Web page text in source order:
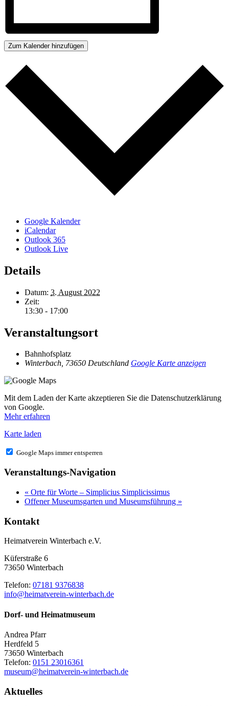
Zum Kalender hinzufügen
Google Kalender
iCalendar
Outlook 365
Outlook Live
Details
Datum: 3. August 2022
Zeit:
13:30 - 17:00
Veranstaltungsort
Bahnhofsplatz
Winterbach, 73650 Deutschland Google Karte anzeigen
Mit dem Laden der Karte akzeptieren Sie die Datenschutzerklärung
von Google.
Mehr erfahren
Karte laden
Google Maps immer entsperren
Veranstaltungs-Navigation
« Orte für Worte – Simplicius Simplicissimus
Offener Museumsgarten und Museumsführung »
Kontakt
Heimatverein Winterbach e.V.
Küferstraße 6
73650 Winterbach
Telefon: 07181 9376838
info@heimatverein-winterbach.de
Dorf- und Heimatmuseum
Andrea Pfarr
Herdfeld 5
73650 Winterbach
Telefon: 0151 23016361
museum@heimatverein-winterbach.de
Aktuelles